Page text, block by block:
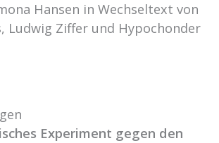
Hansen in Wechseltext von
Ludwig Ziffer und Hypochonder
Experiment gegen den